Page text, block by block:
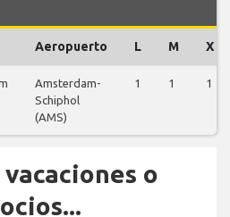
Aeropuerto L M X
Amsterdam-
Schiphol
(AMS)
1 1 1
o